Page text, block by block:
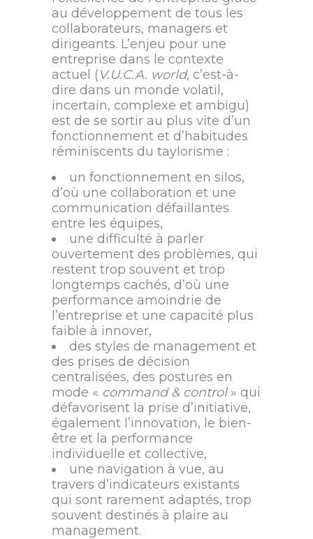
au développement de tous les
collaborateurs, managers et
dirigeants. L’enjeu pour une
entreprise dans le contexte
actuel (V.U.C.A. world, c’est-à-
dire dans un monde volatil,
incertain, complexe et ambigu)
est de se sortir au plus vite d’un
fonctionnement et d’habitudes
réminiscents du taylorisme :
un fonctionnement en silos,
d’où une collaboration et une
communication défaillantes
entre les équipes,
une difficulté à parler
ouvertement des problèmes, qui
restent trop souvent et trop
longtemps cachés, d’où une
performance amoindrie de
l’entreprise et une capacité plus
faible à innover,
des styles de management et
des prises de décision
centralisées, des postures en
mode « command & control» qui
défavorisent la prise d’initiative,
également l’innovation, le bien-
être et la performance
individuelle et collective,
une navigation à vue, au
travers d’indicateurs existants
qui sont rarement adaptés, trop
souvent destinés à plaire au
management.